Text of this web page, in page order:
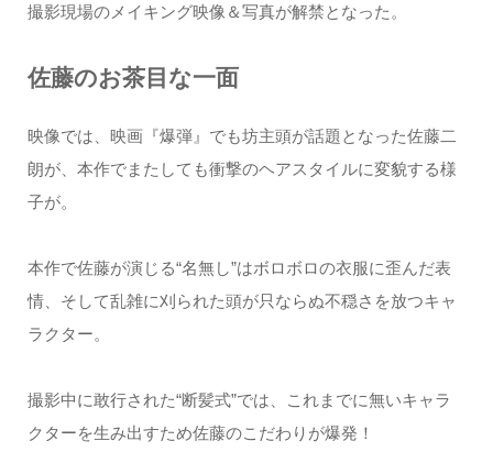
撮影現場のメイキング映像＆写真が解禁となった。
佐藤のお茶目な一面
映像では、映画『爆弾』でも坊主頭が話題となった佐藤二
朗が、本作でまたしても衝撃のヘアスタイルに変貌する様
子が。
本作で佐藤が演じる“名無し”はボロボロの衣服に歪んだ表
情、そして乱雑に刈られた頭が只ならぬ不穏さを放つキャ
ラクター。
撮影中に敢行された“断髪式”では、これまでに無いキャラ
クターを生み出すため佐藤のこだわりが爆発！